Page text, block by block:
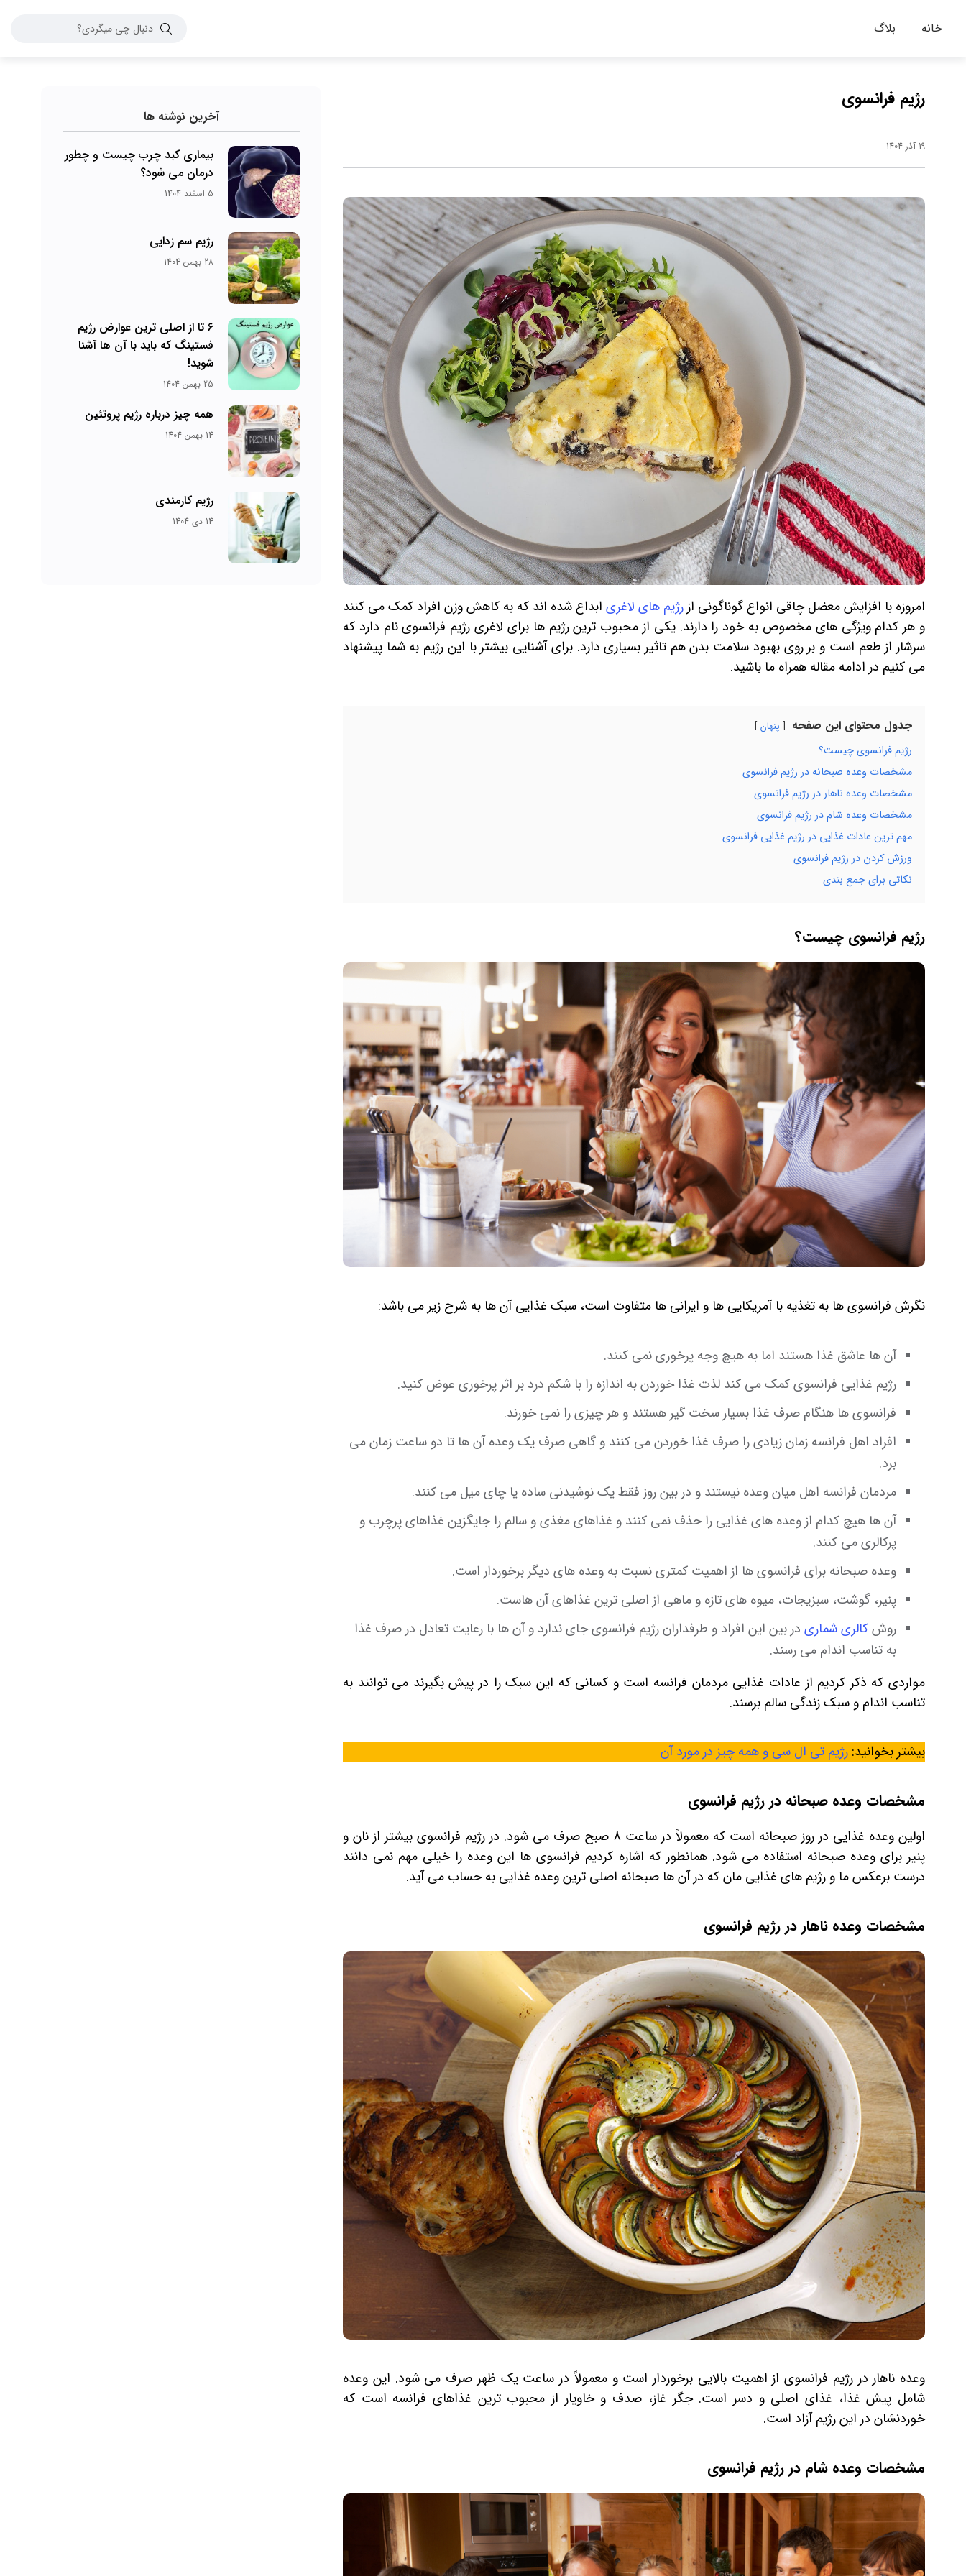
خانه بلاگ
رژیم فرانسوی
19 آذر 1404
امروزه با افزایش معضل چاقی انواع گوناگونی از رژیم های لاغری ابداع شده اند که به کاهش وزن افراد کمک می کنند
و هر کدام ویژگی های مخصوص به خود را دارند. یکی از محبوب ترین رژیم ها برای لاغری رژیم فرانسوی نام دارد که
سرشار از طعم است و بر روی بهبود سلامت بدن هم تاثیر بسیاری دارد. برای آشنایی بیشتر با این رژیم به شما پیشنهاد
می کنیم در ادامه مقاله همراه ما باشید.
جدول محتوای این صفحه پنهان
رژیم فرانسوی چیست؟
مشخصات وعده صبحانه در رژیم فرانسوی
مشخصات وعده ناهار در رژیم فرانسوی
مشخصات وعده شام در رژیم فرانسوی
مهم ترین عادات غذایی در رژیم غذایی فرانسوی
ورزش کردن در رژیم فرانسوی
نکاتی برای جمع بندی
رژیم فرانسوی چیست؟
نگرش فرانسوی ها به تغذیه با آمریکایی ها و ایرانی ها متفاوت است، سبک غذایی آن ها به شرح زیر می باشد:
آن ها عاشق غذا هستند اما به هیچ وجه پرخوری نمی کنند.
رژیم غذایی فرانسوی کمک می کند لذت غذا خوردن به اندازه را با شکم درد بر اثر پرخوری عوض کنید.
فرانسوی ها هنگام صرف غذا بسیار سخت گیر هستند و هر چیزی را نمی خورند.
افراد اهل فرانسه زمان زیادی را صرف غذا خوردن می کنند و گاهی صرف یک وعده آن ها تا دو ساعت زمان می
برد.
مردمان فرانسه اهل میان وعده نیستند و در بین روز فقط یک نوشیدنی ساده یا چای میل می کنند.
آن ها هیچ کدام از وعده های غذایی را حذف نمی کنند و غذاهای مغذی و سالم را جایگزین غذاهای پرچرب و
پرکالری می کنند.
وعده صبحانه برای فرانسوی ها از اهمیت کمتری نسبت به وعده های دیگر برخوردار است.
پنیر، گوشت، سبزیجات، میوه های تازه و ماهی از اصلی ترین غذاهای آن هاست.
روشکالری شماری در بین این افراد و طرفداران رژیم فرانسوی جای ندارد و آن ها با رعایت تعادل در صرف غذا
به تناسب اندام می رسند.
مواردی که ذکر کردیم از عادات غذایی مردمان فرانسه است و کسانی که این سبک را در پیش بگیرند می توانند به
تناسب اندام و سبک زندگی سالم برسند.
بیشتر بخوانید: رژیم تی ال سی و همه چیز در مورد آن
مشخصات وعده صبحانه در رژیم فرانسوی
اولین وعده غذایی در روز صبحانه است که معمولاً در ساعت 8 صبح صرف می شود. در رژیم فرانسوی بیشتر از نان و
پنیر برای وعده صبحانه استفاده می شود. همانطور که اشاره کردیم فرانسوی ها این وعده را خیلی مهم نمی دانند
درست برعکس ما و رژیم های غذایی مان که در آن ها صبحانه اصلی ترین وعده غذایی به حساب می آید.
مشخصات وعده ناهار در رژیم فرانسوی
وعده ناهار در رژیم فرانسوی از اهمیت بالایی برخوردار است و معمولاً در ساعت یک ظهر صرف می شود. این وعده
شامل پیش غذا، غذای اصلی و دسر است. جگر غاز، صدف و خاویار از محبوب ترین غذاهای فرانسه است که
خوردنشان در این رژیم آزاد است.
مشخصات وعده شام در رژیم فرانسوی
آخرین نوشته ها
بیماری کبد چرب چیست و چطور
درمان می‌ شود؟
5 اسفند 1404
رژیم سم زدایی
28 بهمن 1404
6 تا از اصلی ترین عوارض رژیم
فستینگ که باید با آن ها آشنا
شوید!
25 بهمن 1404
همه چیز درباره رژیم پروتئین
14 بهمن 1404
رژیم کارمندی
14 دی 1404